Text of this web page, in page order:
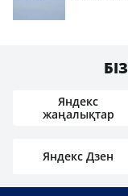
Яндекс
жаңалықтар
Яндекс Дзен